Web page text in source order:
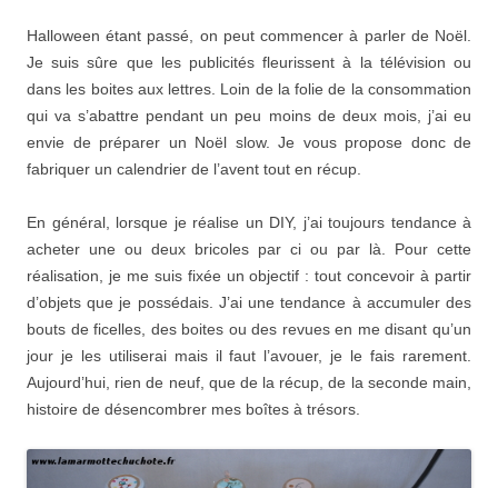
Halloween étant passé, on peut commencer à parler de Noël.
Je suis sûre que les publicités fleurissent à la télévision ou
dans les boites aux lettres. Loin de la folie de la consommation
qui va s’abattre pendant un peu moins de deux mois, j’ai eu
envie de préparer un Noël slow. Je vous propose donc de
fabriquer un calendrier de l’avent tout en récup.
En général, lorsque je réalise un DIY, j’ai toujours tendance à
acheter une ou deux bricoles par ci ou par là. Pour cette
réalisation, je me suis fixée un objectif : tout concevoir à partir
d’objets que je possédais. J’ai une tendance à accumuler des
bouts de ficelles, des boites ou des revues en me disant qu’un
jour je les utiliserai mais il faut l’avouer, je le fais rarement.
Aujourd’hui, rien de neuf, que de la récup, de la seconde main,
histoire de désencombrer mes boîtes à trésors.